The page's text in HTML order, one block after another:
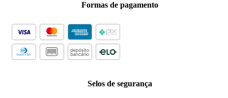
Formas de pagamento
Selos de segurança